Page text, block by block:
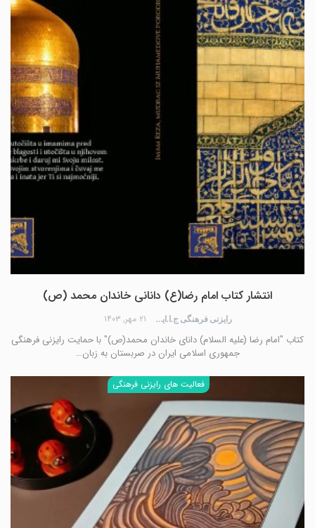
انتشار کتاب امام رضا(ع) دانانی خاندان محمد (ص)‎
رایزنی فرهنگی ج.ا.ایران ۲۱ مهر, ۱۴۰۳
کتاب "امام رضا (علیه السلام) دانای خاندان محمد(ص)" با حمایت رایزنی فرهنگی
جمهوری اسلامی ایران در صربستان به زبان…
فعالیت های رایزنی فرهنگی